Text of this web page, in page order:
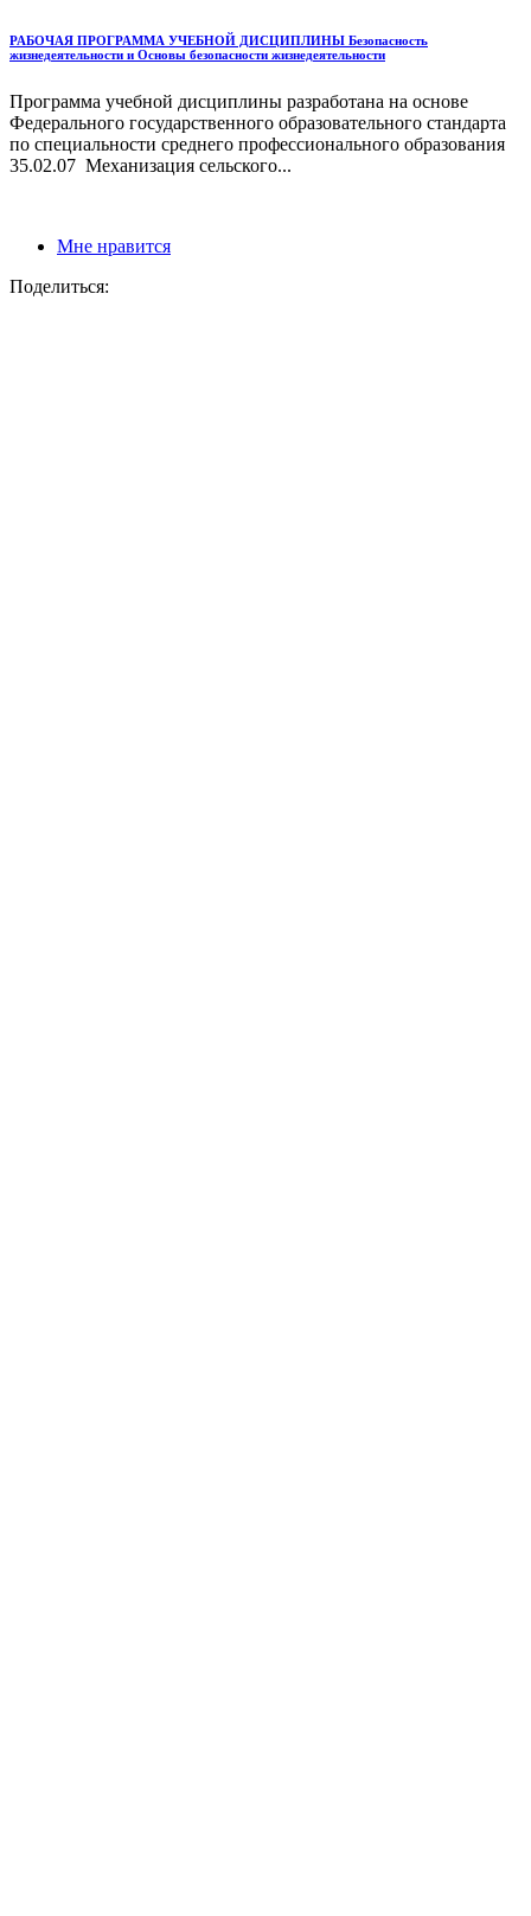
РАБОЧАЯ ПРОГРАММА УЧЕБНОЙ ДИСЦИПЛИНЫ Безопасность
жизнедеятельности и Основы безопасности жизнедеятельности
Программа учебной дисциплины разработана на основе
Федерального государственного образовательного стандарта
по специальности среднего профессионального образования
35.02.07 Механизация сельского...
Мне нравится
Поделиться: